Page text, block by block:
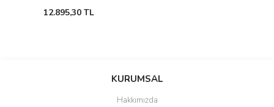
12.895,30 TL
KURUMSAL
Hakkımızda